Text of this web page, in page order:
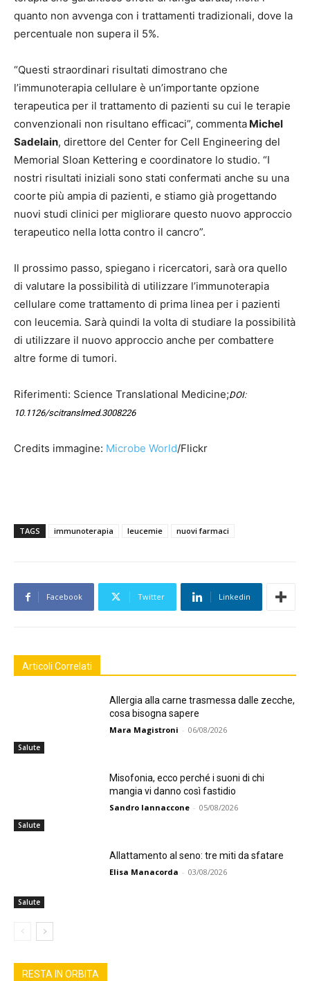
quanto non avvenga con i trattamenti tradizionali, dove la
percentuale non supera il 5%.
“Questi straordinari risultati dimostrano che
l’immunoterapia cellulare è un’importante opzione
terapeutica per il trattamento di pazienti su cui le terapie
convenzionali non risultano efficaci”, commenta Michel
Sadelain, direttore del Center for Cell Engineering del
Memorial Sloan Kettering e coordinatore lo studio. “I
nostri risultati iniziali sono stati confermati anche su una
coorte più ampia di pazienti, e stiamo già progettando
nuovi studi clinici per migliorare questo nuovo approccio
terapeutico nella lotta contro il cancro”.
Il prossimo passo, spiegano i ricercatori, sarà ora quello
di valutare la possibilità di utilizzare l’immunoterapia
cellulare come trattamento di prima linea per i pazienti
con leucemia. Sarà quindi la volta di studiare la possibilità
di utilizzare il nuovo approccio anche per combattere
altre forme di tumori.
Riferimenti: Science Translational Medicine;DOI:
10.1126/scitranslmed.3008226
Credits immagine: Microbe World/Flickr
TAGS immunoterapia leucemie nuovi farmaci
Facebook Twitter Linkedin
Articoli Correlati
Salute
Allergia alla carne trasmessa dalle zecche,
cosa bisogna sapere
Mara Magistroni - 06/08/2026
Salute
Misofonia, ecco perché i suoni di chi
mangia vi danno così fastidio
Sandro Iannaccone - 05/08/2026
Salute
Allattamento al seno: tre miti da sfatare
Elisa Manacorda - 03/08/2026
RESTA IN ORBITA